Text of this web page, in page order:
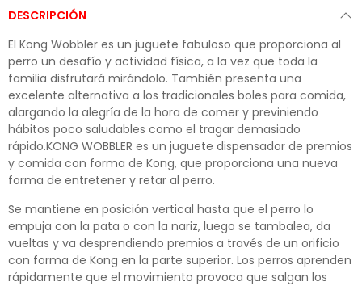
DESCRIPCIÓN
El Kong Wobbler es un juguete fabuloso que proporciona al
perro un desafío y actividad física, a la vez que toda la
familia disfrutará mirándolo. También presenta una
excelente alternativa a los tradicionales boles para comida,
alargando la alegría de la hora de comer y previniendo
hábitos poco saludables como el tragar demasiado
rápido.KONG WOBBLER es un juguete dispensador de premios
y comida con forma de Kong, que proporciona una nueva
forma de entretener y retar al perro.
Se mantiene en posición vertical hasta que el perro lo
empuja con la pata o con la nariz, luego se tambalea, da
vueltas y va desprendiendo premios a través de un orificio
con forma de Kong en la parte superior. Los perros aprenden
rápidamente que el movimiento provoca que salgan los